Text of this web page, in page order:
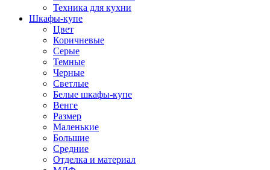
Техника для кухни
Шкафы-купе
Цвет
Коричневые
Серые
Темные
Черные
Светлые
Белые шкафы-купе
Венге
Размер
Маленькие
Большие
Средние
Отделка и материал